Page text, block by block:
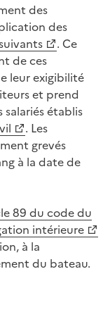
des
des
. Ce
de ces
leur exigibilité
et prend
établis
. Les
grevés
à la date de
89 du code du
intérieure
à la
du bateau.